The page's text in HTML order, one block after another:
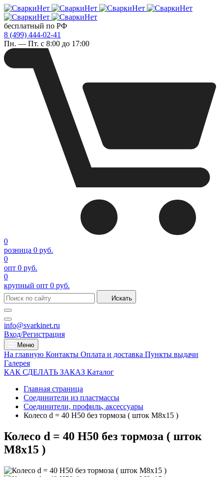
бесплатный по РФ
8 (499) 444-02-41
Пн. — Пт. с 8:00 до 17:00
0
розница 0 руб.
0
опт 0 руб.
0
крупный опт 0 руб.
Искать
info@svarkinet.ru
Вход/Регистрация
Меню
На главную Контакты Оплата и доставка Пункты выдачи
Галерея
КАК СДЕЛАТЬ ЗАКАЗ Каталог
Главная страница
Соединители из пластмассы
Соединители, профиль, аксессуары
Колесо d = 40 H50 без тормоза ( шток М8х15 )
Колесо d = 40 H50 без тормоза ( шток
М8х15 )